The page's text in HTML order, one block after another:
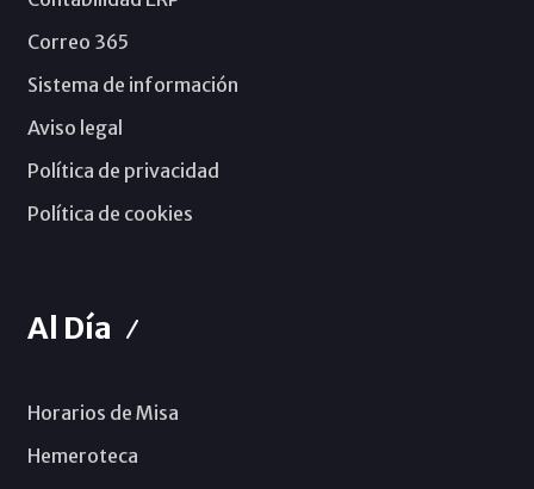
Correo 365
Sistema de información
Aviso legal
Política de privacidad
Política de cookies
Al Día
Horarios de Misa
Hemeroteca